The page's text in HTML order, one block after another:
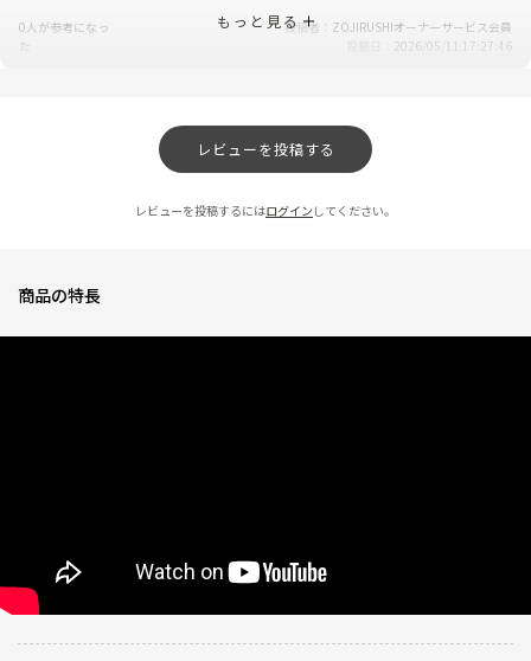
0人が参考になっ
た
投稿者
ZOJIRUSHIオーナーサービス会員
2026/05/11 17:27:46
ニックネーム：えいちゃん さん
軽くて持ちやすく掃除も楽な商品です。
もっと見る
レビュー一覧
レビューを投稿する
レビューを投稿するにはログイン してください。
商品の特長